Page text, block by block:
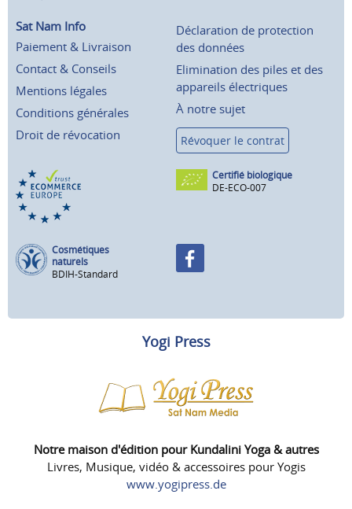
Sat Nam Info
Paiement & Livraison
Contact & Conseils
Mentions légales
Conditions générales
Droit de révocation
Déclaration de protection
des données
Elimination des piles et des
appareils électriques
À notre sujet
Révoquer le contrat
Certifié biologique
DE-ECO-007
Cosmétiques
naturels
BDIH-Standard
Yogi Press
Notre maison d'édition pour Kundalini Yoga & autres
Livres, Musique, vidéo & accessoires pour Yogis
www.yogipress.de